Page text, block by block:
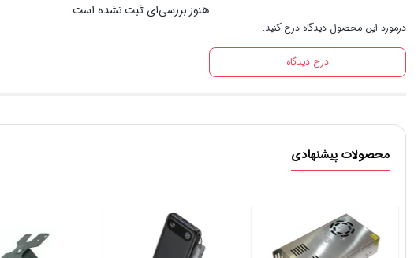
درمورد این محصول دیدگاه درج کنید.
درج دیدگاه
هنوز بررسی‌ای ثبت نشده است.
محصولات پیشنهادی